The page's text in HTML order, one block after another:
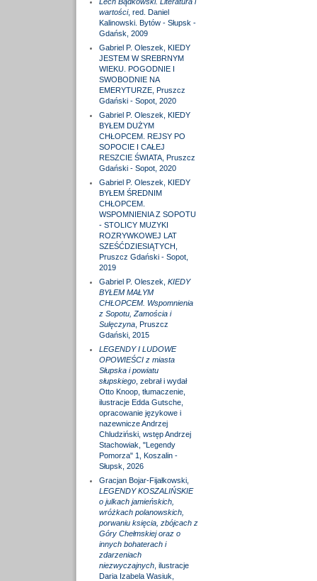
wartości, red. Daniel
Kalinowski. Bytów - Słupsk -
Gdańsk, 2009
Gabriel P. Oleszek, KIEDY
JESTEM W SREBRNYM
WIEKU. POGODNIE I
SWOBODNIE NA
EMERYTURZE, Pruszcz
Gdański - Sopot, 2020
Gabriel P. Oleszek, KIEDY
BYŁEM DUŻYM
CHŁOPCEM. REJSY PO
SOPOCIE I CAŁEJ
RESZCIE ŚWIATA, Pruszcz
Gdański - Sopot, 2020
Gabriel P. Oleszek, KIEDY
BYŁEM ŚREDNIM
CHŁOPCEM.
WSPOMNIENIA Z SOPOTU
- STOLICY MUZYKI
ROZRYWKOWEJ LAT
SZEŚĆDZIESIĄTYCH,
Pruszcz Gdański - Sopot,
2019
Gabriel P. Oleszek, KIEDY
BYŁEM MAŁYM
CHŁOPCEM. Wspomnienia
z Sopotu, Zamościa i
Sulęczyna, Pruszcz
Gdański, 2015
LEGENDY I LUDOWE
OPOWIEŚCI z miasta
Słupska i powiatu
słupskiego, zebrał i wydał
Otto Knoop, tłumaczenie,
ilustracje Edda Gutsche,
opracowanie językowe i
nazewnicze Andrzej
Chludziński, wstęp Andrzej
Stachowiak, "Legendy
Pomorza" 1, Koszalin -
Słupsk, 2026
Gracjan Bojar-Fijałkowski,
LEGENDY KOSZALIŃSKIE
o julkach jamieńskich,
wróżkach polanowskich,
porwaniu księcia, zbójcach z
Góry Chełmskiej oraz o
innych bohaterach i
zdarzeniach
niezwyczajnych, ilustracje
Daria Izabela Wasiuk,